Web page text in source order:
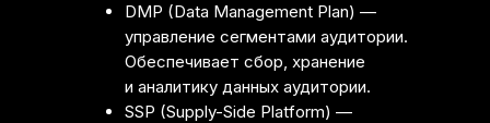
DMP (Data Management Plan) —
управление сегментами аудитории.
Обеспечивает сбор, хранение
и аналитику данных аудитории.
SSP (Supply-Side Platform) —